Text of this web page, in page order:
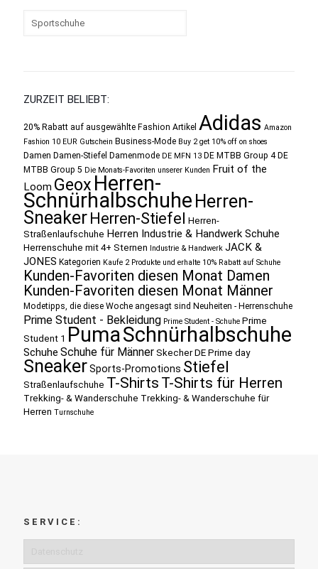
ZURZEIT BELIEBT:
20% Rabatt auf ausgewählte Fashion Artikel Adidas Amazon
Fashion 10 EUR Gutschein Business-Mode Buy 2 get 10% off on shoes
Damen Damen-Stiefel Damenmode DE MFN 13 DE MTBB Group 4 DE
MTBB Group 5 Die Monats-Favoriten unserer Kunden Fruit of the
Loom Geox Herren-
Schnürhalbschuhe Herren-
Sneaker Herren-Stiefel Herren-
Straßenlaufschuhe Herren Industrie & Handwerk Schuhe
Herrenschuhe mit 4+ Sternen Industrie & Handwerk JACK &
JONES Kategorien Kaufe 2 Produkte und erhalte 10% Rabatt auf Schuhe
Kunden-Favoriten diesen Monat Damen
Kunden-Favoriten diesen Monat Männer
Modetipps, die diese Woche angesagt sind Neuheiten - Herrenschuhe
Prime Student - Bekleidung Prime Student - Schuhe Prime
Student 1 PumaSchnürhalbschuhe
Schuhe Schuhe für Männer Skecher DE Prime day
SneakerSports-Promotions Stiefel
Straßenlaufschuhe T-Shirts T-Shirts für Herren
Trekking- & Wanderschuhe Trekking- & Wanderschuhe für
Herren Turnschuhe
SERVICE: